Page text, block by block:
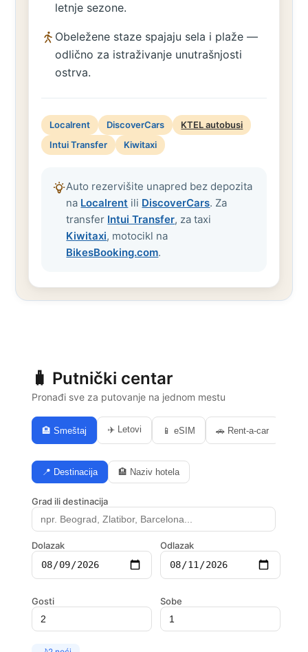
letnje sezone.
Obeležene staze spajaju sela i plaže —
odlično za istraživanje unutrašnjosti
ostrva.
Localrent DiscoverCars
KTEL autobusi
Intui Transfer
Kiwitaxi
Auto rezervišite unapred bez depozita
na Localrent ili DiscoverCars. Za
transfer Intui Transfer, za taxi
Kiwitaxi, motocikl na
BikesBooking.com.